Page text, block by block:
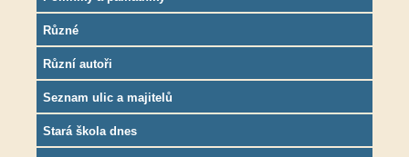
Různé
Různí autoři
Seznam ulic a majitelů
Stará škola dnes